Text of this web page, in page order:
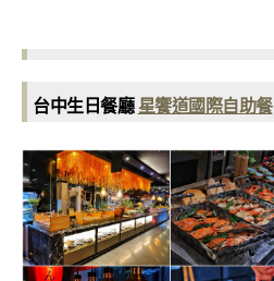
台中生日餐廳星饗道國際自助餐